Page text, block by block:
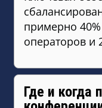
примерно
операторов и
Где и когда